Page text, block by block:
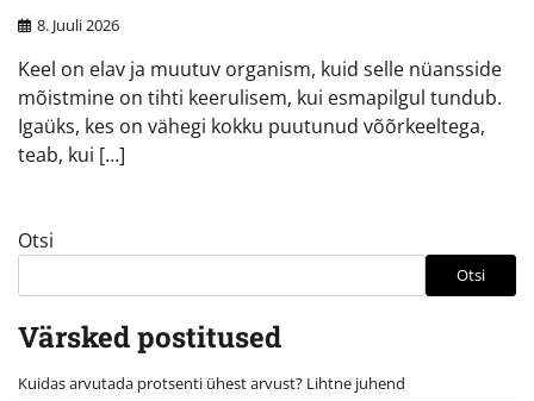
8. Juuli 2026
Keel on elav ja muutuv organism, kuid selle nüansside
mõistmine on tihti keerulisem, kui esmapilgul tundub.
Igaüks, kes on vähegi kokku puutunud võõrkeeltega,
teab, kui […]
Otsi
Otsi
Värsked postitused
Kuidas arvutada protsenti ühest arvust? Lihtne juhend